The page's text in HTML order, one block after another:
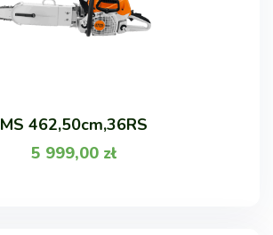
MS 462,50cm,36RS
5 999,00 zł